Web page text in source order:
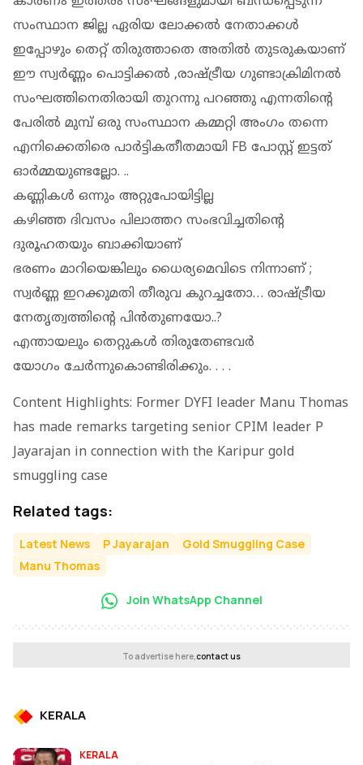
സംസ്ഥാന ജില്ല ഏരിയ ലോക്കല്‍ നേതാക്കള്‍
ഇപ്പോഴും തെറ്റ് തിരുത്താതെ അതില്‍ തുടരുകയാണ്
ഈ സ്വര്‍ണ്ണം പൊട്ടിക്കല്‍ ,രാഷ്ട്രീയ ഗുണ്ടാക്രിമിനല്‍
സംഘത്തിനെതിരായി തുറന്നു പറഞ്ഞു എന്നതിന്റെ
പേരില്‍ മുമ്പ് ഒരു സംസ്ഥാന കമ്മറ്റി അംഗം തന്നെ
എനിക്കെതിരെ പാര്‍ട്ടികതീതമായി FB പോസ്റ്റ് ഇട്ടത്
ഓര്‍മ്മയുണ്ടല്ലോ. ..
കണ്ണികള്‍ ഒന്നും അറ്റുപോയിട്ടില്ല
കഴിഞ്ഞ ദിവസം പിലാത്തറ സംഭവിച്ചതിന്റെ
ദുരൂഹതയും ബാക്കിയാണ്
ഭരണം മാറിയെങ്കിലും ധൈര്യമെവിടെ നിന്നാണ് ;
സ്വര്‍ണ്ണ ഇറക്കുമതി തീരുവ കുറച്ചതോ… രാഷ്ട്രീയ
നേതൃത്വത്തിന്റെ പിന്‍തുണയോ..?
എന്തായലും തെറ്റുകള്‍ തിരുതേണ്ടവര്‍
യോഗം ചേര്‍ന്നുകൊണ്ടിരിക്കും. . . .
Content Highlights: Former DYFI leader Manu Thomas
has made remarks targeting senior CPIM leader P
Jayarajan in connection with the Karipur gold
smuggling case
Related tags:
Latest News P Jayarajan
Gold Smuggling Case
Manu Thomas
Join WhatsApp Channel
To advertise here,contact us
KERALA
KERALA